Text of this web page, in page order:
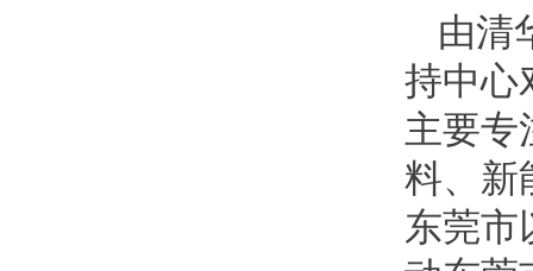
由清
持中心
主要
料、新
东莞